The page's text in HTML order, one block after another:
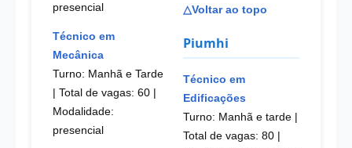
presencial
Técnico em
Mecânica
Turno: Manhã e Tarde
| Total de vagas: 60
Modalidade:
presencial
△Voltar ao topo
Piumhi
Técnico em
Edificações
Turno: Manhã e tarde |
Total de vagas: 80